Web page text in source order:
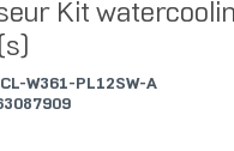
Kit
CL-W361-PL12SW-A